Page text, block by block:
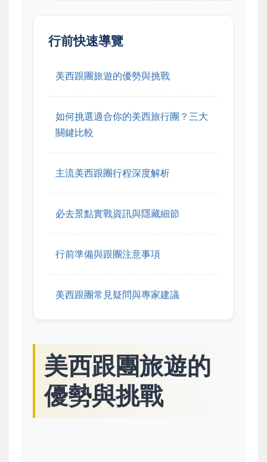
行前快速導覽
美西跟團旅遊的優勢與挑戰
如何挑選適合你的美西旅行團？三大
關鍵比較
主流美西跟團行程深度解析
必去景點實戰資訊與隱藏細節
行前準備與跟團注意事項
美西跟團常見疑問與專家建議
美西跟團旅遊的
優勢與挑戰